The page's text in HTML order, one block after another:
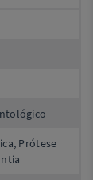
Prótese